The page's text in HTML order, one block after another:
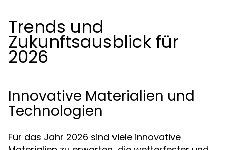
Trends und
Zukunftsausblick für
2026
Innovative Materialien und
Technologien
Für das Jahr 2026 sind viele innovative